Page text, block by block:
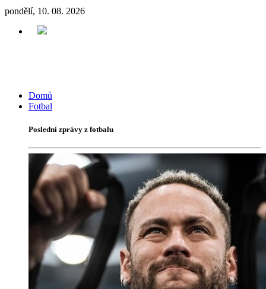
pondělí, 10. 08. 2026
Domů
Fotbal
Poslední zprávy z fotbalu